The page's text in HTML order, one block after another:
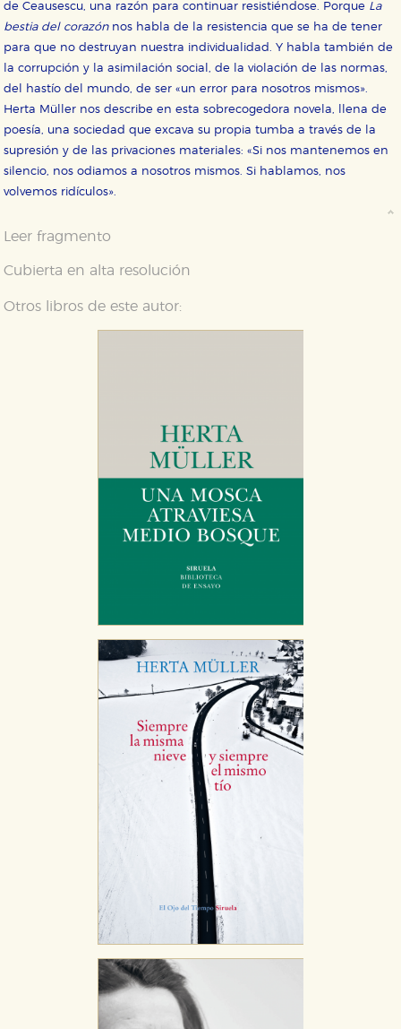
de Ceausescu, una razón para continuar resistiéndose. Porque La
bestia del corazón nos habla de la resistencia que se ha de tener
para que no destruyan nuestra individualidad. Y habla también de
la corrupción y la asimilación social, de la violación de las normas,
del hastío del mundo, de ser «un error para nosotros mismos».
Herta Müller nos describe en esta sobrecogedora novela, llena de
poesía, una sociedad que excava su propia tumba a través de la
supresión y de las privaciones materiales: «Si nos mantenemos en
silencio, nos odiamos a nosotros mismos. Si hablamos, nos
volvemos ridículos».
Leer fragmento
Cubierta en alta resolución
Otros libros de este autor: